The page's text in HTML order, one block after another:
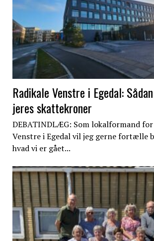
Radikale Venstre i Egedal:
jeres skattekroner
DEBATINDLÆG: Som lokalformand for
Venstre i Egedal vil jeg gerne fortælle
hvad vi er gået...